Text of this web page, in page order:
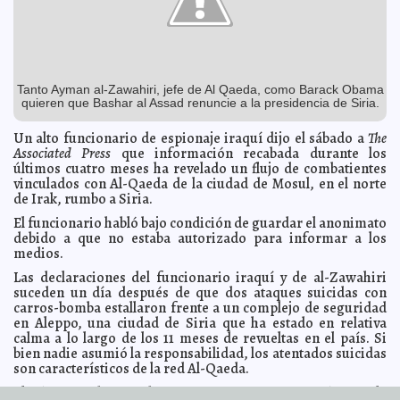
Nace monstruo mitad cordero mitad humano
Tito Sánchez se declara listo para aportar en las
doctorado A7
2012-02-15 09:42:42 Cambian jóvenes armas por guitarras y violines
Guillermo Barrera Fernandez
2012-02-15 08:53:39 El ejército panista más vivo que nunca: Salvador Vitelli
Guillermo Barrera Fernandez
2012-02-14 18:06:31 El 16 de febrero inicia el periodo "intercampaña" del
proceso electoral federal 2011-2012. Concluye el 29 de marzo.
2012-02-14 16:57:48 Anuncio de Clint Eastwood en el Super Bowl levanta
polémica A7
2012-02-14 16:54:38 Torturas dantescas en psiquiátricos de Italia (vídeo)
2012-02-14 16:51:56 Descubren por qué las cebras tienen rayas A7
2012-02-14 16:24:20 Tuberculosis, enfermedad antigua, pero vigente Lois
Izquierdo
2012-02-14 13:15:24 El periodo intercampañas del proceso electoral inicia el
jueves 16 de febrero y concluye el jueves 29 de marzo Guillermo Barrera
Fernandez
La Feria del Amor y la Amistad, en su segunda edición,
Tanto Ayman al-Zawahiri, jefe de Al Qaeda, como Barack Obama
quieren que Bashar al Assad renuncie a la presidencia de Siria.
Un alto funcionario de espionaje iraquí dijo el sábado aThe
Associated Press que información recabada durante los
últimos cuatro meses ha revelado un flujo de combatientes
vinculados con Al-Qaeda de la ciudad de Mosul, en el norte
de Irak, rumbo a Siria.
El funcionario habló bajo condición de guardar el anonimato
debido a que no estaba autorizado para informar a los
medios.
Las declaraciones del funcionario iraquí y de al-Zawahiri
suceden un día después de que dos ataques suicidas con
carros-bomba estallaron frente a un complejo de seguridad
en Aleppo, una ciudad de Siria que ha estado en relativa
calma a lo largo de los 11 meses de revueltas en el país. Si
bien nadie asumió la responsabilidad, los atentados suicidas
son característicos de la red Al-Qaeda.
El régimen de Assad no merece otro trato "más que la